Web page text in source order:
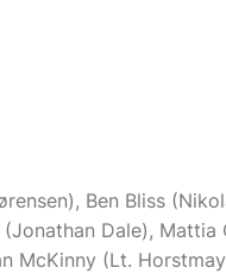
Ben Bliss
Dale), Mattia
McKinny (Lt.